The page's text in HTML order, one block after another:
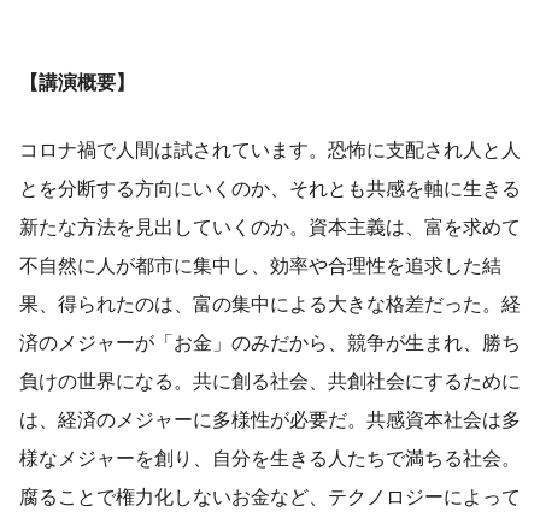
【講演概要】
コロナ禍で人間は試されています。恐怖に支配され人と人
とを分断する方向にいくのか、それとも共感を軸に生きる
新たな方法を見出していくのか。資本主義は、富を求めて
不自然に人が都市に集中し、効率や合理性を追求した結
果、得られたのは、富の集中による大きな格差だった。経
済のメジャーが「お金」のみだから、競争が生まれ、勝ち
負けの世界になる。共に創る社会、共創社会にするために
は、経済のメジャーに多様性が必要だ。共感資本社会は多
様なメジャーを創り、自分を生きる人たちで満ちる社会。
腐ることで権力化しないお金など、テクノロジーによって